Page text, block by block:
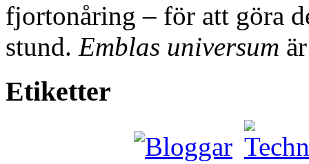
fjortonåring – för att göra
stund. Emblas universum
Etiketter